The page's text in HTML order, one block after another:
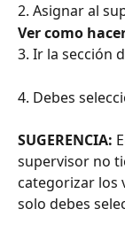
2. Asignar al
Ver como
3. Ir la sección
4. Debes
SUGERENCIA:
supervisor no
categorizar los
solo debes